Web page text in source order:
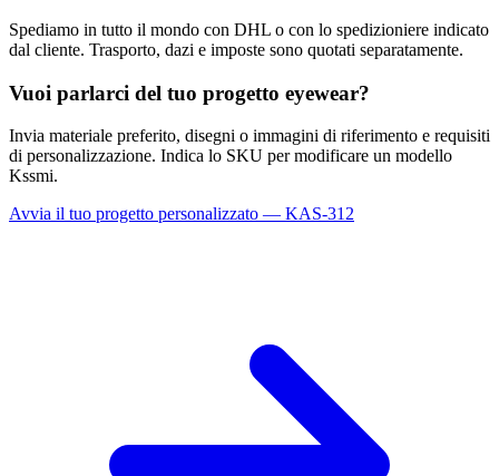
Spediamo in tutto il mondo con DHL o con lo spedizioniere indicato
dal cliente. Trasporto, dazi e imposte sono quotati separatamente.
Vuoi parlarci del tuo progetto eyewear?
Invia materiale preferito, disegni o immagini di riferimento e requisiti
di personalizzazione. Indica lo SKU per modificare un modello
Kssmi.
Avvia il tuo progetto personalizzato — KAS-312